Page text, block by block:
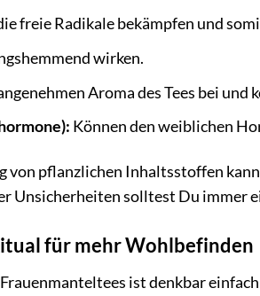
freie Radikale bekämpfen und
wirken.
Aroma des Tees bei und
Können den weiblichen
von pflanzlichen Inhaltsstoffen
Unsicherheiten solltest Du immer
für mehr Wohlbefinden
ist denkbar